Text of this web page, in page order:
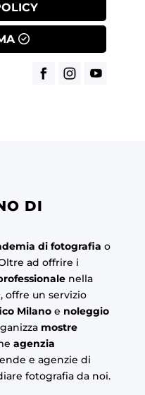
DI
di fotografia o
ad offrire i
nella
, offre un servizio
Milano e noleggio
mostre
agenzia
e agenzie di
fotografia da noi.